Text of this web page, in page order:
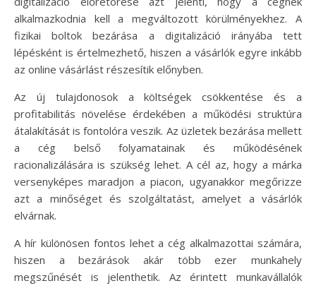
alkalmazkodnia kell a megváltozott körülményekhez. A
fizikai boltok bezárása a digitalizáció irányába tett
lépésként is értelmezhető, hiszen a vásárlók egyre inkább
az online vásárlást részesítik előnyben.
Az új tulajdonosok a költségek csökkentése és a
profitabilitás növelése érdekében a működési struktúra
átalakítását is fontolóra veszik. Az üzletek bezárása mellett
a cég belső folyamatainak és működésének
racionalizálására is szükség lehet. A cél az, hogy a márka
versenyképes maradjon a piacon, ugyanakkor megőrizze
azt a minőséget és szolgáltatást, amelyet a vásárlók
elvárnak.
A hír különösen fontos lehet a cég alkalmazottai számára,
hiszen a bezárások akár több ezer munkahely
megszűnését is jelenthetik. Az érintett munkavállalók